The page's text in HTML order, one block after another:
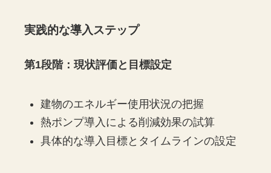
実践的な導入ステップ
第1段階：現状評価と目標設定
建物のエネルギー使用状況の把握
熱ポンプ導入による削減効果の試算
具体的な導入目標とタイムラインの設定